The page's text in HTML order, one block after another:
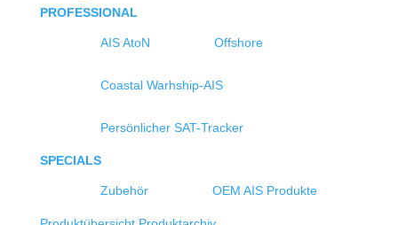
PROFESSIONAL
AIS AtoN Offshore
Coastal Warhship-AIS
Persönlicher SAT-Tracker
SPECIALS
Zubehör OEM AIS Produkte